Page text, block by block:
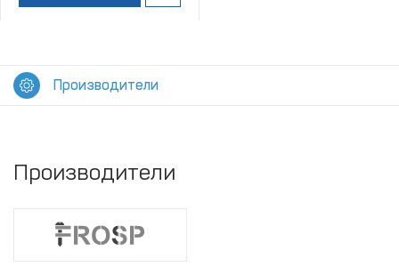
Производители
Производители